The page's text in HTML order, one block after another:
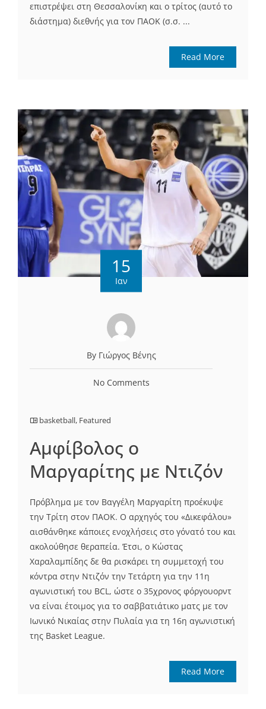
επιστρέψει στη Θεσσαλονίκη και ο τρίτος (αυτό το
διάστημα) διεθνής για τον ΠΑΟΚ (σ.σ. ...
Read More
15
Ιαν
By Γιώργος Βένης
No Comments
basketball, Featured
Αμφίβολος ο
Μαργαρίτης με Ντιζόν
Πρόβλημα με τον Βαγγέλη Μαργαρίτη προέκυψε
την Τρίτη στον ΠΑΟΚ. Ο αρχηγός του «Δικεφάλου»
αισθάνθηκε κάποιες ενοχλήσεις στο γόνατό του και
ακολούθησε θεραπεία. Έτσι, ο Κώστας
Χαραλαμπίδης δε θα ρισκάρει τη συμμετοχή του
κόντρα στην Ντιζόν την Τετάρτη για την 11η
αγωνιστική του BCL, ώστε ο 35χρονος φόργουορντ
να είναι έτοιμος για το σαββατιάτικο ματς με τον
Ιωνικό Νικαίας στην Πυλαία για τη 16η αγωνιστική
της Basket League.
Read More